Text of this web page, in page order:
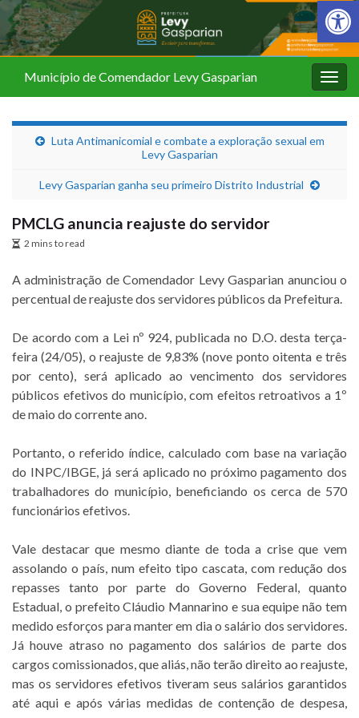
Barra de
Município de Comendador Levy Gasparian
Luta Antimanicomial e combate a exploração sexual em
Levy Gasparian
Levy Gasparian ganha seu primeiro Distrito Industrial
PMCLG anuncia reajuste do servidor
2 mins to read
A administração de Comendador Levy Gasparian anunciou o
percentual de reajuste dos servidores públicos da Prefeitura.
De acordo com a Lei nº 924, publicada no D.O. desta terça-
feira (24/05), o reajuste de 9,83% (nove ponto oitenta e três
por cento), será aplicado ao vencimento dos servidores
públicos efetivos do município, com efeitos retroativos a 1º
de maio do corrente ano.
Portanto, o referido índice, calculado com base na variação
do INPC/IBGE, já será aplicado no próximo pagamento dos
trabalhadores do município, beneficiando os cerca de 570
funcionários efetivos.
Vale destacar que mesmo diante de toda a crise que vem
assolando o país, num efeito tipo cascata, com redução dos
repasses tanto por parte do Governo Federal, quanto
Estadual, o prefeito Cláudio Mannarino e sua equipe não tem
medido esforços para manter em dia o salário dos servidores.
Já houve atraso no pagamento dos salários de parte dos
cargos comissionados, que aliás, não terão direito ao reajuste,
mas os servidores efetivos tiveram seus salários garantidos
até aqui e após várias medidas de contenção de despesa,